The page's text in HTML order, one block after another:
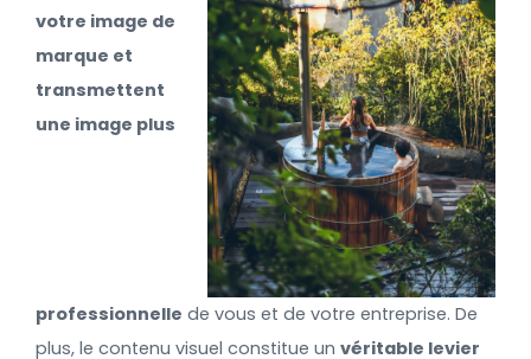
votre image de
marque et
transmettent
une image plus
professionnelle de vous et de votre entreprise. De
plus, le contenu visuel constitue un véritable levier